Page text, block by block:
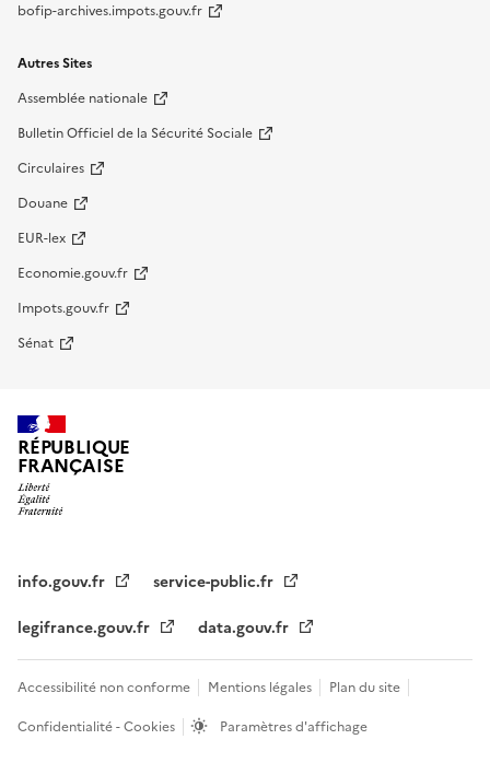
bofip-archives.impots.gouv.fr
Autres Sites
Assemblée nationale
Bulletin Officiel de la Sécurité Sociale
Circulaires
Douane
EUR-lex
Economie.gouv.fr
Impots.gouv.fr
Sénat
RÉPUBLIQUE
FRANÇAISE
info.gouv.fr
service-public.fr
legifrance.gouv.fr
data.gouv.fr
Accessibilité non conforme Mentions légales
Plan du site
Confidentialité - Cookies
Paramètres d'affichage